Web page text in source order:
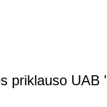
priklauso UAB